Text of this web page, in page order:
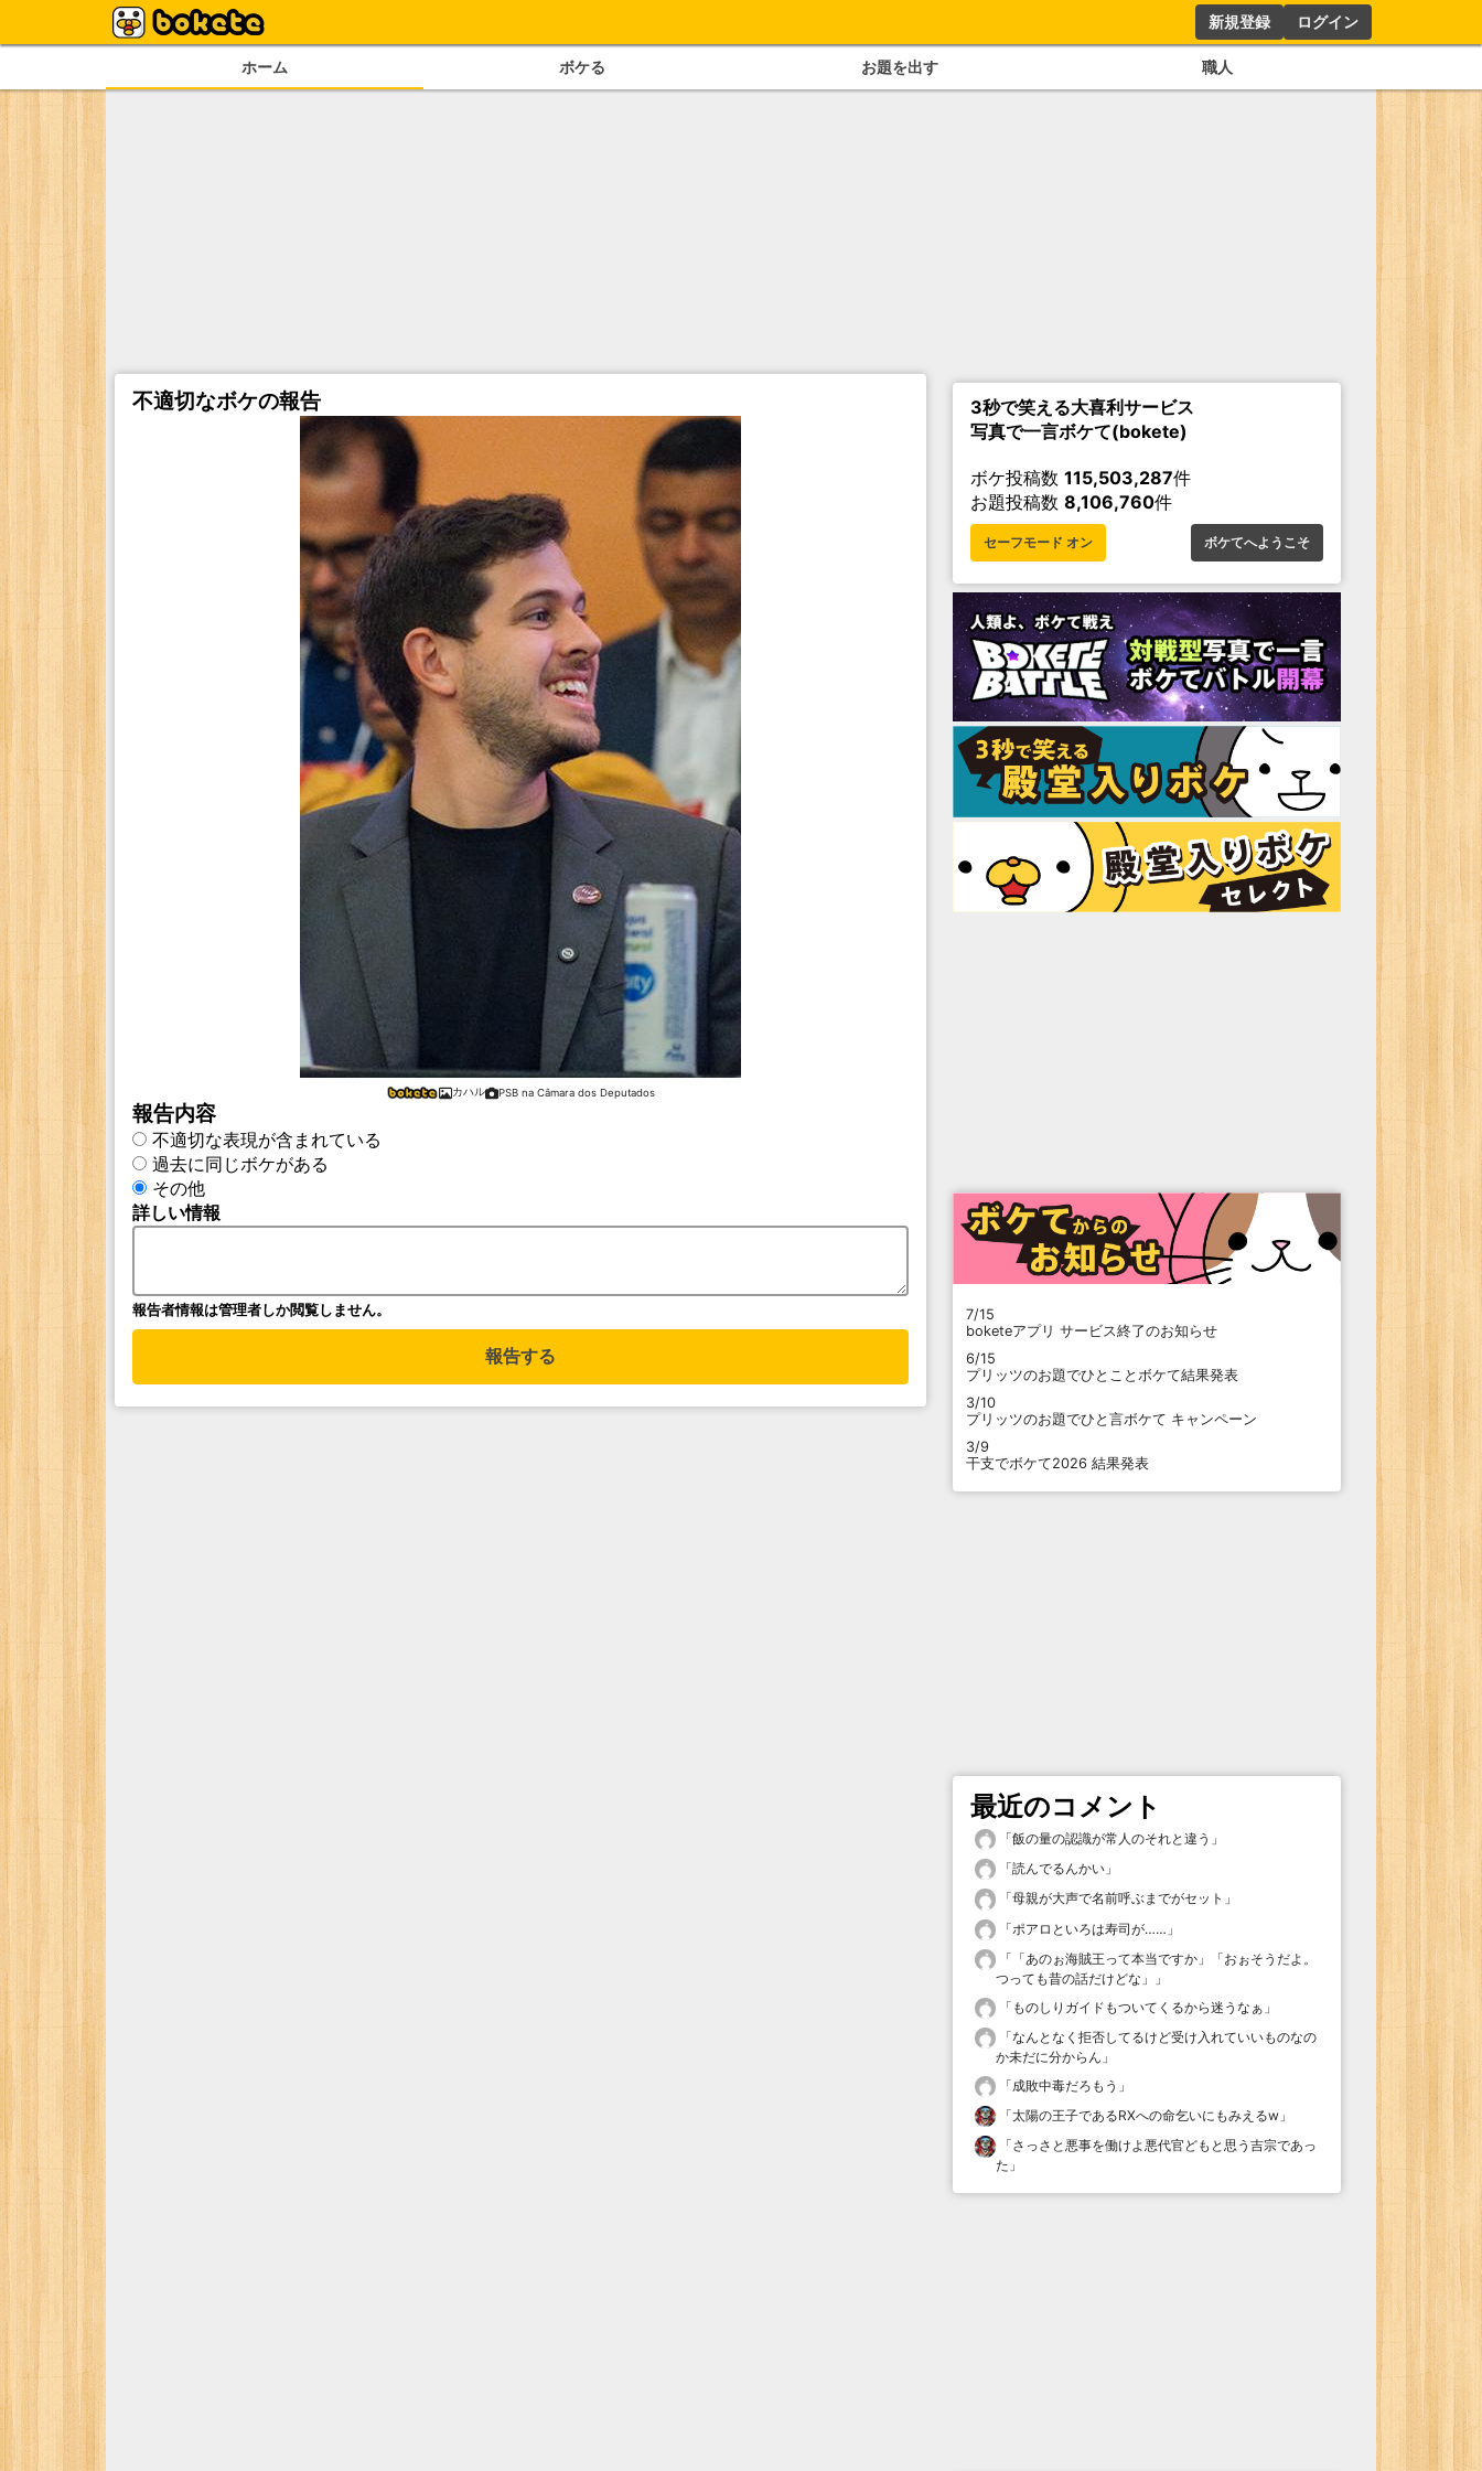
新規登録 ログイン
ホーム ボケる お題を出す 職人
不適切なボケの報告
カハル PSB na Câmara dos Deputados
報告内容
不適切な表現が含まれている
過去に同じボケがある
その他
詳しい情報
報告者情報は管理者しか閲覧しません。
報告する
3秒で笑える大喜利サービス
写真で一言ボケて(bokete)
ボケ投稿数 115,503,287件
お題投稿数 8,106,760件
セーフモード オン ボケてへようこそ
7/15
boketeアプリ サービス終了のお知らせ
6/15
プリッツのお題でひとことボケて結果発表
3/10
プリッツのお題でひと言ボケて キャンペーン
3/9
干支でボケて2026 結果発表
最近のコメント
「飯の量の認識が常人のそれと違う 」
「読んでるんかい 」
「母親が大声で名前呼ぶまでがセット 」
「ポアロといろは寿司が…… 」
「 「あのぉ海賊王って本当ですか」「おぉそうだよ。
つっても昔の話だけどな」
」
「 ものしりガイドもついてくるから迷うなぁ 」
「なんとなく拒否してるけど受け入れていいものなの
か未だに分からん 」
「成敗中毒だろもう 」
「太陽の王子であるRXへの命乞いにもみえるw 」
「さっさと悪事を働けよ悪代官どもと思う吉宗であっ
た 」